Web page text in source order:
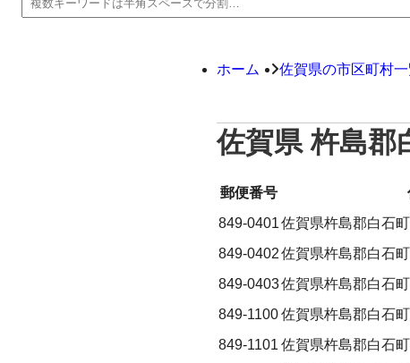
ホーム 佐賀県の市区町村一
佐賀県 杵島郡
郵便番号
849-0401佐賀県杵島郡白石
849-0402佐賀県杵島郡白石
849-0403佐賀県杵島郡白石
849-1100佐賀県杵島郡白石
849-1101 佐賀県杵島郡白石